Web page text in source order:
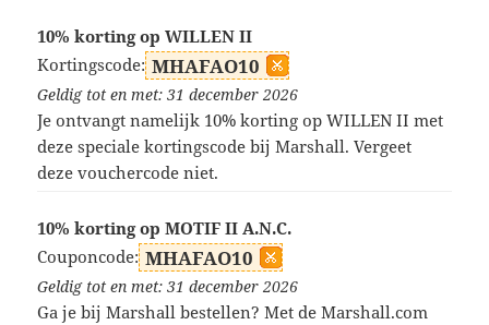
10% korting op WILLEN II
Kortingscode: MHAFAO10
Geldig tot en met: 31 december 2026
Je ontvangt namelijk 10% korting op WILLEN II met
deze speciale kortingscode bij Marshall. Vergeet
deze vouchercode niet.
10% korting op MOTIF II A.N.C.
Couponcode: MHAFAO10
Geldig tot en met: 31 december 2026
Ga je bij Marshall bestellen? Met de Marshall.com